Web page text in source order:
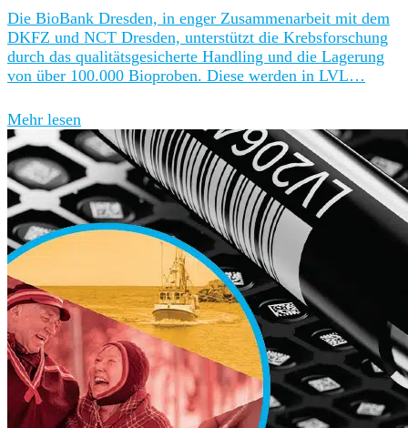
Die BioBank Dresden, in enger Zusammenarbeit mit dem
DKFZ und NCT Dresden, unterstützt die Krebsforschung
durch das qualitätsgesicherte Handling und die Lagerung
von über 100.000 Bioproben. Diese werden in LVL…
Mehr lesen